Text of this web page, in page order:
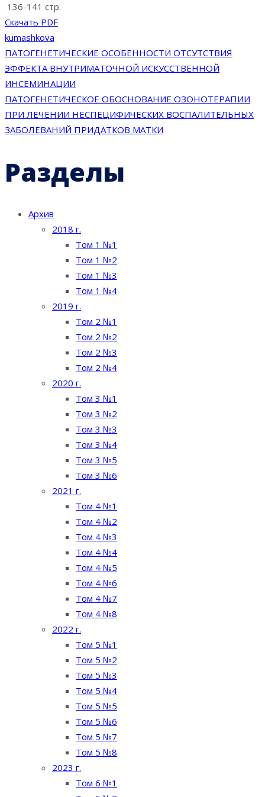
136-141 стр.
Скачать PDF
kumashkova
Навигация
по
записям
ПАТОГЕНЕТИЧЕСКИЕ ОСОБЕННОСТИ ОТСУТСТВИЯ
ЭФФЕКТА ВНУТРИМАТОЧНОЙ ИСКУССТВЕННОЙ
ИНСЕМИНАЦИИ
ПАТОГЕНЕТИЧЕСКОЕ ОБОСНОВАНИЕ ОЗОНОТЕРАПИИ
ПРИ ЛЕЧЕНИИ НЕСПЕЦИФИЧЕСКИХ ВОСПАЛИТЕЛЬНЫХ
ЗАБОЛЕВАНИЙ ПРИДАТКОВ МАТКИ
Разделы
Архив
2018 г.
Том 1 №1
Том 1 №2
Том 1 №3
Том 1 №4
2019 г.
Том 2 №1
Том 2 №2
Том 2 №3
Том 2 №4
2020 г.
Том 3 №1
Том 3 №2
Том 3 №3
Том 3 №4
Том 3 №5
Том 3 №6
2021 г.
Том 4 №1
Том 4 №2
Том 4 №3
Том 4 №4
Том 4 №5
Том 4 №6
Том 4 №7
Том 4 №8
2022 г.
Том 5 №1
Том 5 №2
Том 5 №3
Том 5 №4
Том 5 №5
Том 5 №6
Том 5 №7
Том 5 №8
2023 г.
Том 6 №1